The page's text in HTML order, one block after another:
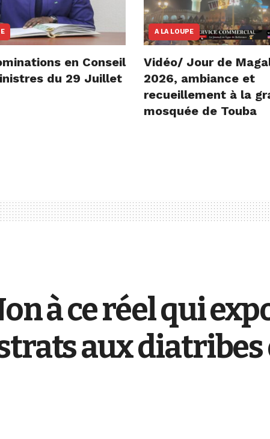
en Conseil
du 29 Juillet
A LA LOUPE
Vidéo/ Jour de
2026, ambiance et
recueillement à la
mosquée de Touba
à ce réel qui
aux diatribes